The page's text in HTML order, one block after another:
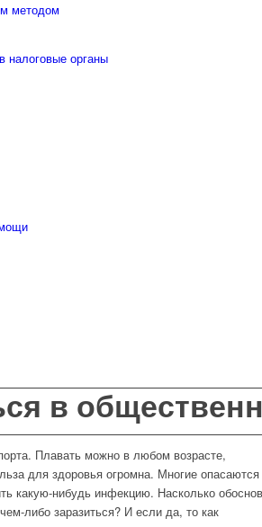
методом
налоговые органы
в
Плавать можно в любом возрасте,
для здоровья огромна. Многие опасаются
какую-нибудь инфекцию. Насколько
либо заразиться? И если да, то как